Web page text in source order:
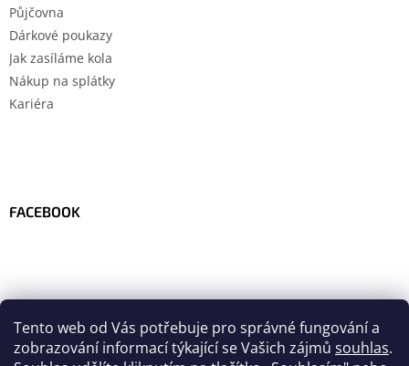
Tento web od Vás potřebuje pro správné fungování a
zobrazování informací týkající se Vašich zájmů souhlas.
Půjčovna
Dárkové poukazy
Jak zasíláme kola
Nákup na splátky
Kariéra
FACEBOOK